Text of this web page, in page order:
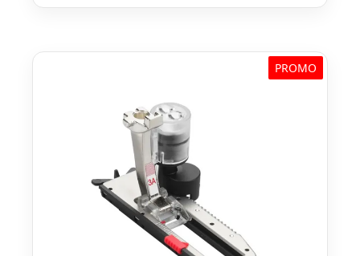
€ 59,00.€ 46,90.
PROMO